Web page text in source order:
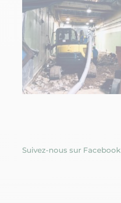
Suivez-nous sur Facebook